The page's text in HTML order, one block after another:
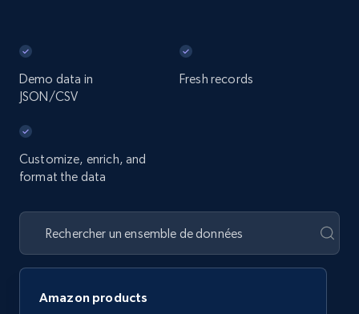
Demo data in
JSON/CSV
Fresh records
Customize, enrich, and
format the data
Amazon products